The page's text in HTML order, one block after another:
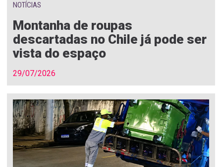
NOTÍCIAS
Montanha de roupas
descartadas no Chile já pode ser
vista do espaço
29/07/2026